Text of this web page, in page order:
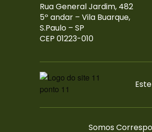
Rua General Jardim, 482
5º andar – Vila Buarque,
S.Paulo – SP
CEP 01223-010
Somos